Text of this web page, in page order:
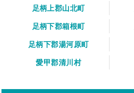
足柄上郡山北町
足柄下郡箱根町
足柄下郡湯河原町
愛甲郡清川村